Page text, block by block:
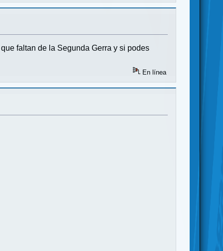
faltan de la Segunda Gerra y si podes
En línea